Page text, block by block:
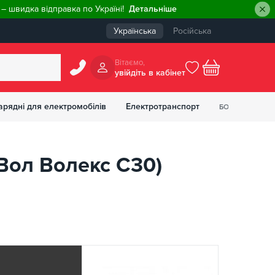
відправка по Україні! Детальніше
Українська Російська
Вiтаємо,
увiйдiть в кабiнет
БОНУСІВ
для електромобілів Електротранспорт
Волекс С30)